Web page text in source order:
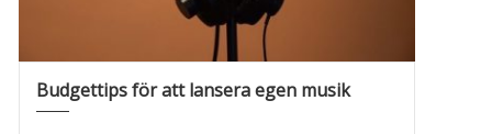
Budgettips för att lansera egen musik